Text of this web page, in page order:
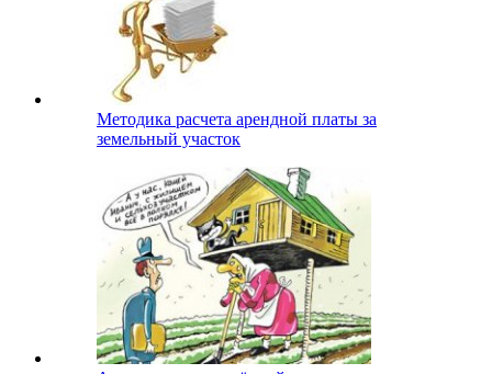
Методика расчета арендной платы за
земельный участок